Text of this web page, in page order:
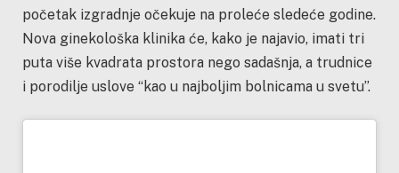
početak izgradnje očekuje na proleće sledeće godine.
Nova ginekološka klinika će, kako je najavio, imati tri
puta više kvadrata prostora nego sadašnja, a trudnice
i porodilje uslove “kao u najboljim bolnicama u svetu”.